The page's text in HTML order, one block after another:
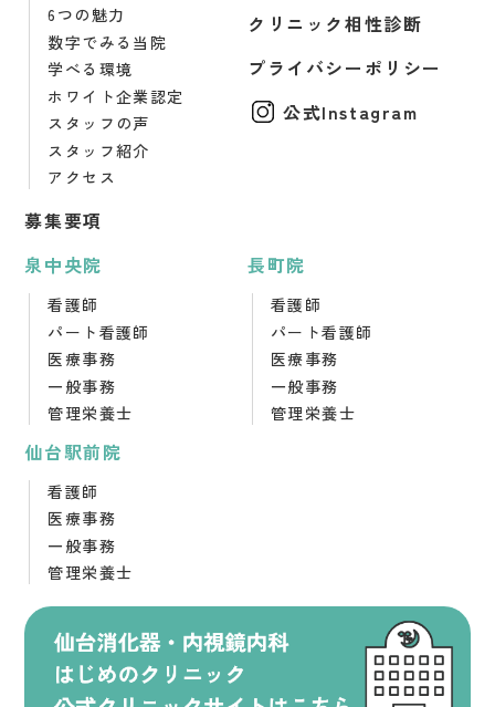
6つの魅力
数字でみる当院
学べる環境
ホワイト企業認定
スタッフの声
スタッフ紹介
アクセス
クリニック相性診断
プライバシーポリシー
公式Instagram
募集要項
泉中央院
看護師
パート看護師
医療事務
一般事務
管理栄養士
長町院
看護師
パート看護師
医療事務
一般事務
管理栄養士
仙台駅前院
看護師
医療事務
一般事務
管理栄養士